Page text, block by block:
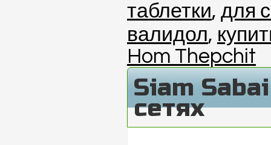
таблетки, для
валидол,
Hom Thepchit
Siam
сетях